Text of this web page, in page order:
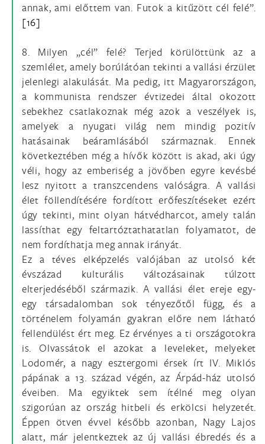
annak, ami előttem van. Futok a kitűzött cél felé”.
[16]
8. Milyen „cél” felé? Terjed körülöttünk az a
szemlélet, amely borúlátóan tekinti a vallási érzület
jelenlegi alakulását. Ma pedig, itt Magyarországon,
a kommunista rendszer évtizedei által okozott
sebekhez csatlakoznak még azok a veszélyek is,
amelyek a nyugati világ nem mindig pozitív
hatásainak beáramlásából származnak. Ennek
következtében még a hívők között is akad, aki úgy
véli, hogy az emberiség a jövőben egyre kevésbé
lesz nyitott a transzcendens valóságra. A vallási
élet föllendítésére fordított erőfeszítéseket ezért
úgy tekinti, mint olyan hátvédharcot, amely talán
lassíthat egy feltartóztathatatlan folyamatot, de
nem fordíthatja meg annak irányát.
Ez a téves elképzelés valójában az utolsó két
évszázad kulturális változásainak túlzott
elterjedéséből származik. A vallási élet ereje egy-
egy társadalomban sok tényezőtől függ, és a
történelem folyamán gyakran előre nem látható
fellendülést ért meg. Ez érvényes a ti országotokra
is. Olvassátok el azokat a leveleket, melyeket
Lodomér, a nagy esztergomi érsek írt IV. Miklós
pápának a 13. század végén, az Árpád-ház utolsó
éveiben. Ma egyiktek sem ítélné meg olyan
szigorúan az ország hitbeli és erkölcsi helyzetét.
Éppen ötven évvel később azonban, Nagy Lajos
alatt, már jelentkeztek az új vallási ébredés és a